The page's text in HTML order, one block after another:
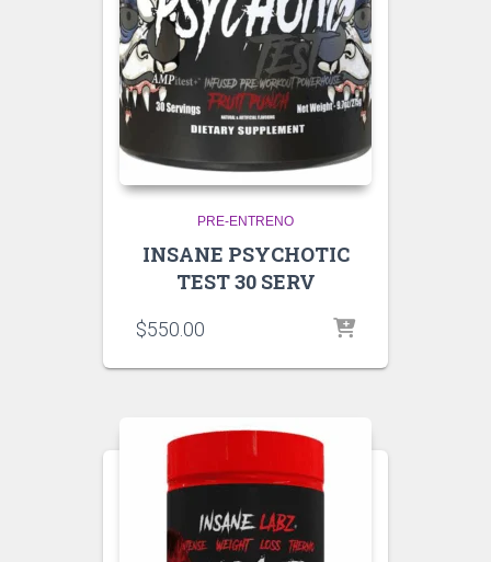
PRE-ENTRENO
INSANE PSYCHOTIC
TEST 30 SERV
$550.00